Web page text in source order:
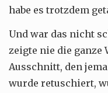
habe es trotzdem
Und war das nicht
zeigte nie die ganze
Ausschnitt, den
wurde retuschiert,